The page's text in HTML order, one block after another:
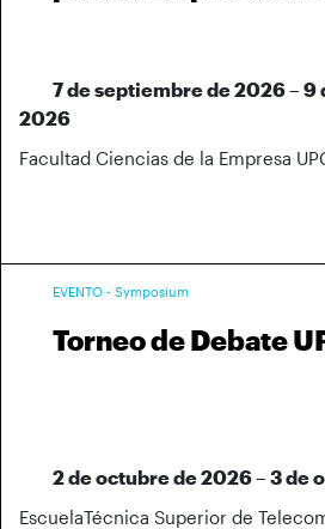
7 de septiembre de 2026 – 9
2026
Facultad Ciencias de la Empresa
EVENTO - Symposium
Torneo de Debate
2 de octubre de 2026 – 3 de
EscuelaTécnica Superior de